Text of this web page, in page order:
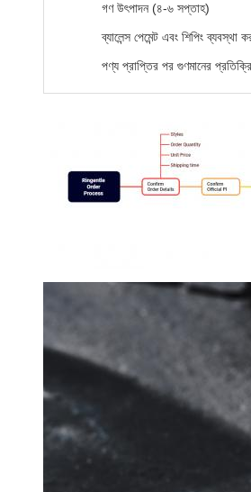
গণ উৎপাদন (৪-৬ সপ্তাহ)
ব্যালেন্স পেমেন্ট এবং শিপিং ব্যবস্থা
পণ্য প্রাপ্তির পর গুণমানের